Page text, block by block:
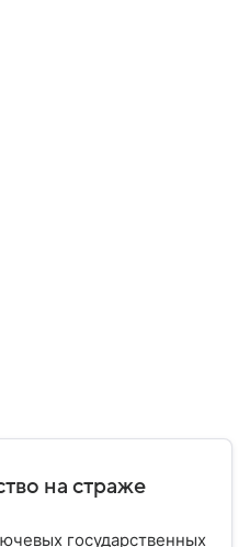
на страже
государственных